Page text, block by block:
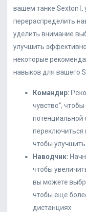
вашем танке Sexton I,
перераспределить
уделить внимание
улучшить
некоторые
навыков для вашего
Командир:
чувство”,
потенциальной
переключиться
чтобы
Наводчик:
чтобы
вы можете
чтобы еще
дистанциях.